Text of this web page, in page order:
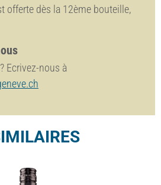
offerte dès la 12ème bouteille,
Ecrivez-nous à